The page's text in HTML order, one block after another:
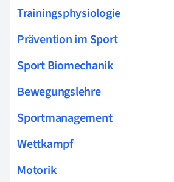
Trainingsphysiologie
Prävention im Sport
Sport Biomechanik
Bewegungslehre
Sportmanagement
Wettkampf
Motorik